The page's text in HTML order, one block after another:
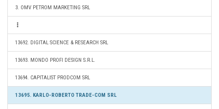
3. OMV PETROM MARKETING SRL
13692. DIGITAL SCIENCE & RESEARCH SRL
13693. MONDO PROFI DESIGN S.R.L.
13694. CAPITALIST PRODCOM SRL
13695. KARLO-ROBERTO TRADE-COM SRL